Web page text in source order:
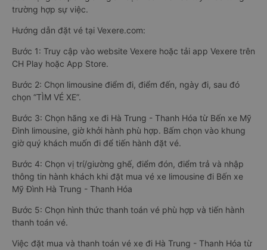
trường hợp sự việc.
Hướng dẫn đặt vé tại Vexere.com:
Bước 1: Truy cập vào website Vexere hoặc tải app Vexere trên
CH Play hoặc App Store.
Bước 2: Chọn limousine điểm đi, điểm đến, ngày đi, sau đó
chọn “TÌM VÉ XE”.
Bước 3: Chọn hãng xe đi Hà Trung - Thanh Hóa từ Bến xe Mỹ
Đình limousine, giờ khởi hành phù hợp. Bấm chọn vào khung
giờ quý khách muốn đi để tiến hành đặt vé.
Bước 4: Chọn vị trí/giường ghế, điểm đón, điểm trả và nhập
thông tin hành khách khi đặt mua vé xe limousine đi Bến xe
Mỹ Đình Hà Trung - Thanh Hóa
Bước 5: Chọn hình thức thanh toán vé phù hợp và tiến hành
thanh toán vé.
Việc đặt mua và thanh toán vé xe đi Hà Trung - Thanh Hóa từ